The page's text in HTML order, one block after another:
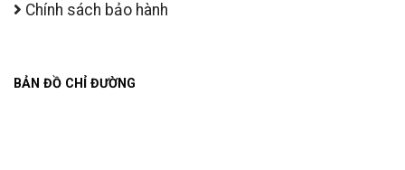
Chính sách bảo hành
BẢN ĐỒ CHỈ ĐƯỜNG